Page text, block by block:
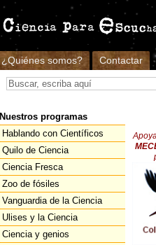
¿Quiénes somos? Contactar
Nuestros programas
Hablando con Científicos
Quilo de Ciencia
Ciencia Fresca
Zoo de fósiles
Vanguardia de la Ciencia
Ulises y la Ciencia
Ciencia y genios